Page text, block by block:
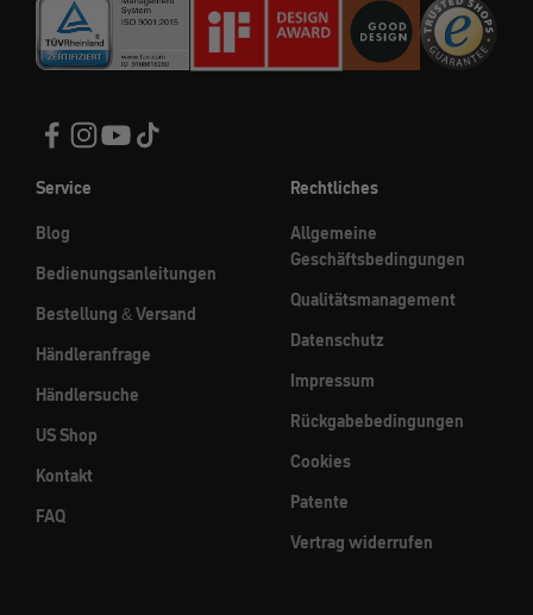
Service
Blog
Bedienungsanleitungen
Bestellung & Versand
Händleranfrage
Händlersuche
US Shop
Kontakt
FAQ
Rechtliches
Allgemeine
Geschäftsbedingungen
Qualitätsmanagement
Datenschutz
Impressum
Rückgabebedingungen
Cookies
Patente
Vertrag widerrufen